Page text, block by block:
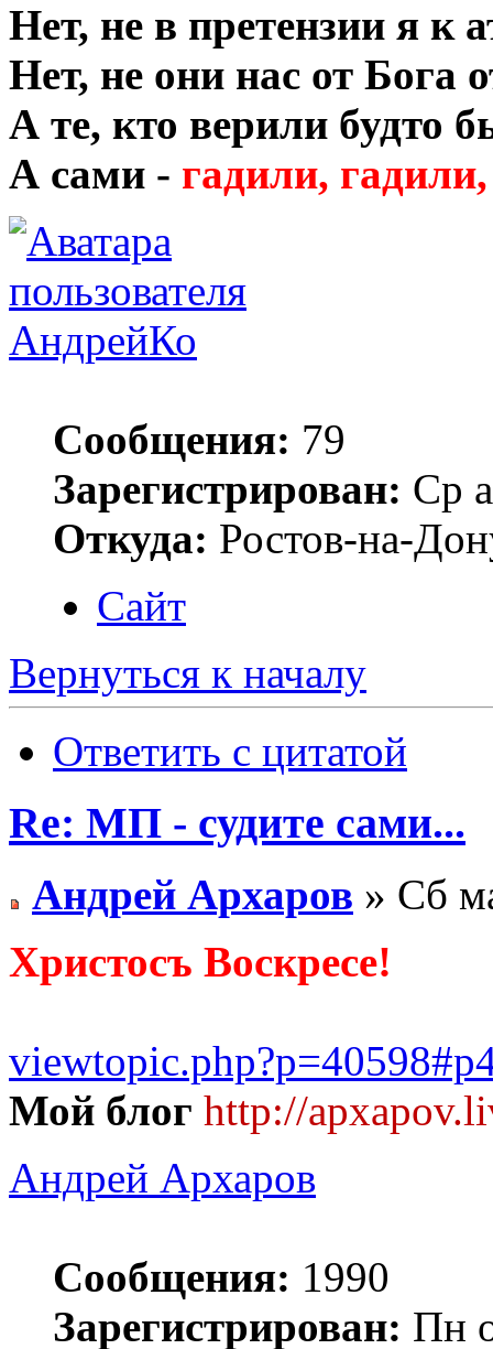
Нет, не в претензии я к
Нет, не они нас от Бога
А те, кто верили будто
А сами - гадили,
АндрейКо
Сообщения: 79
Зарегистрирован: Ср
Откуда: Ростов-на-
Сайт
Вернуться к началу
Ответить с цитатой
Re: МП - судите сами...
Андрей Архаров » Сб
Христосъ Воскресе!
Мой блог http://
Андрей Архаров
Сообщения: 1990
Зарегистрирован: Пн